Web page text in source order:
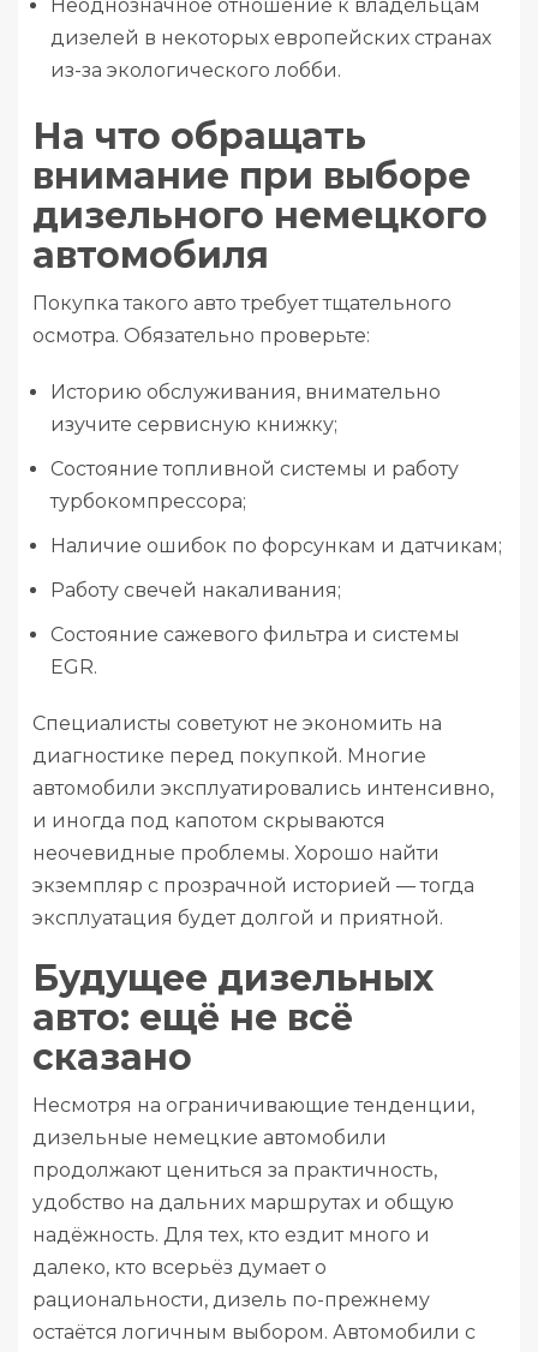
Неоднозначное отношение к владельцам
дизелей в некоторых европейских странах
из-за экологического лобби.
На что обращать
внимание при выборе
дизельного немецкого
автомобиля
Покупка такого авто требует тщательного
осмотра. Обязательно проверьте:
Историю обслуживания, внимательно
изучите сервисную книжку;
Состояние топливной системы и работу
турбокомпрессора;
Наличие ошибок по форсункам и датчикам;
Работу свечей накаливания;
Состояние сажевого фильтра и системы
EGR.
Специалисты советуют не экономить на
диагностике перед покупкой. Многие
автомобили эксплуатировались интенсивно,
и иногда под капотом скрываются
неочевидные проблемы. Хорошо найти
экземпляр с прозрачной историей — тогда
эксплуатация будет долгой и приятной.
Будущее дизельных
авто: ещё не всё
сказано
Несмотря на ограничивающие тенденции,
дизельные немецкие автомобили
продолжают цениться за практичность,
удобство на дальних маршрутах и общую
надёжность. Для тех, кто ездит много и
далеко, кто всерьёз думает о
рациональности, дизель по-прежнему
остаётся логичным выбором. Автомобили с